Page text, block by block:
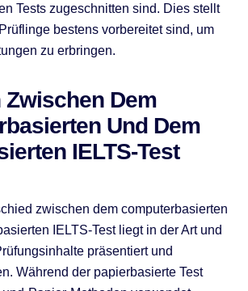
Tests zugeschnitten sind. Dies stellt
bestens vorbereitet sind, um
zu erbringen.
Zwischen Dem
Und Dem
IELTS-Test
zwischen dem computerbasierten
IELTS-Test liegt in der Art und
präsentiert und
Während der papierbasierte Test